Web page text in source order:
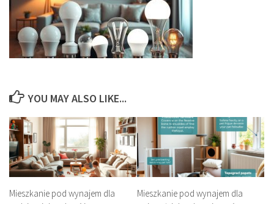
YOU MAY ALSO LIKE...
Mieszkanie pod wynajem dla
Mieszkanie pod wynajem dla